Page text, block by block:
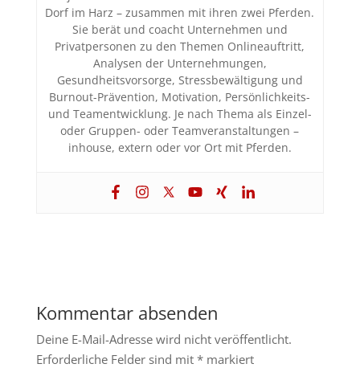
Dorf im Harz – zusammen mit ihren zwei Pferden.
Sie berät und coacht Unternehmen und
Privatpersonen zu den Themen Onlineauftritt,
Analysen der Unternehmungen,
Gesundheitsvorsorge, Stressbewältigung und
Burnout-Prävention, Motivation, Persönlichkeits-
und Teamentwicklung. Je nach Thema als Einzel-
oder Gruppen- oder Teamveranstaltungen –
inhouse, extern oder vor Ort mit Pferden.
Kommentar absenden
Deine E-Mail-Adresse wird nicht veröffentlicht.
Erforderliche Felder sind mit *markiert